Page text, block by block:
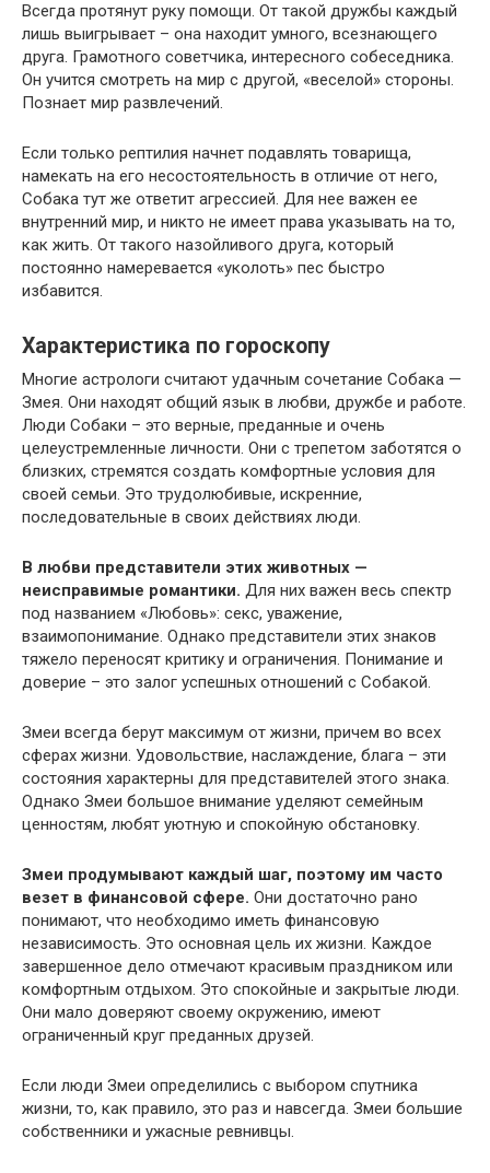
Всегда протянут руку помощи. От такой дружбы каждый
лишь выигрывает – она находит умного, всезнающего
друга. Грамотного советчика, интересного собеседника.
Он учится смотреть на мир с другой, «веселой» стороны.
Познает мир развлечений.
Если только рептилия начнет подавлять товарища,
намекать на его несостоятельность в отличие от него,
Собака тут же ответит агрессией. Для нее важен ее
внутренний мир, и никто не имеет права указывать на то,
как жить. От такого назойливого друга, который
постоянно намеревается «уколоть» пес быстро
избавится.
Характеристика по гороскопу
Многие астрологи считают удачным сочетание Собака —
Змея. Они находят общий язык в любви, дружбе и работе.
Люди Собаки – это верные, преданные и очень
целеустремленные личности. Они с трепетом заботятся о
близких, стремятся создать комфортные условия для
своей семьи. Это трудолюбивые, искренние,
последовательные в своих действиях люди.
В любви представители этих животных —
неисправимые романтики. Для них важен весь спектр
под названием «Любовь»: секс, уважение,
взаимопонимание. Однако представители этих знаков
тяжело переносят критику и ограничения. Понимание и
доверие – это залог успешных отношений с Собакой.
Змеи всегда берут максимум от жизни, причем во всех
сферах жизни. Удовольствие, наслаждение, блага – эти
состояния характерны для представителей этого знака.
Однако Змеи большое внимание уделяют семейным
ценностям, любят уютную и спокойную обстановку.
Змеи продумывают каждый шаг, поэтому им часто
везет в финансовой сфере. Они достаточно рано
понимают, что необходимо иметь финансовую
независимость. Это основная цель их жизни. Каждое
завершенное дело отмечают красивым праздником или
комфортным отдыхом. Это спокойные и закрытые люди.
Они мало доверяют своему окружению, имеют
ограниченный круг преданных друзей.
Если люди Змеи определились с выбором спутника
жизни, то, как правило, это раз и навсегда. Змеи большие
собственники и ужасные ревнивцы.